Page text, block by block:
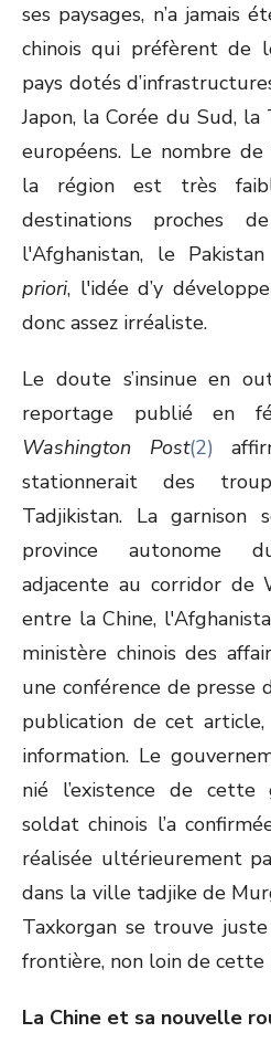
ses paysages, n’a jamais
chinois qui préfèrent de
pays dotés
Japon, la Corée du Sud,
européens. Le nombre
la région est très
destinations proches
l'Afghanistan, le
priori, l'idée d’y
donc assez irréaliste.
Le doute s’insinue en
reportage publié en
Washington Post(2)
stationnerait des
Tadjikistan. La
province autonome
adjacente au corridor de
entre la Chine,
ministère chinois des
une conférence de presse
publication de cet
information. Le
nié l’existence de cette
soldat chinois l’a
réalisée ultérieurement
dans la ville tadjike de
Taxkorgan se trouve
frontière, non loin de cette
La Chine et sa nouvelle